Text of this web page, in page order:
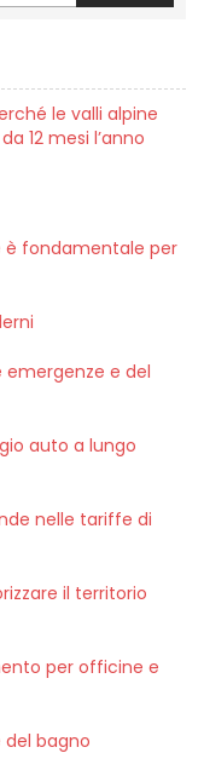
le valli alpine
12 mesi l’anno
è fondamentale per
emergenze e del
auto a lungo
nelle tariffe di
il territorio
per officine e
del bagno